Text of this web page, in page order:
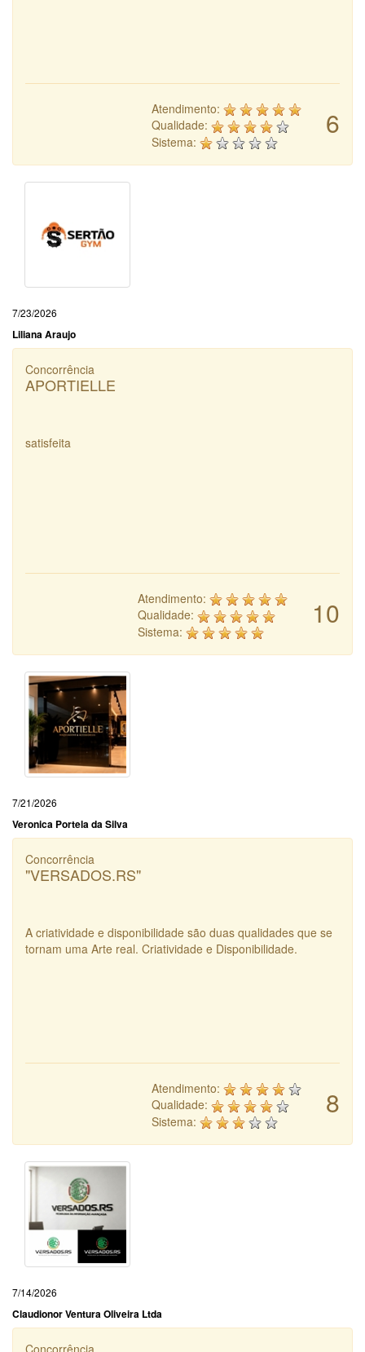
6
Atendimento:
Qualidade:
Sistema:
7/23/2026
Liliana Araujo
Concorrência
APORTIELLE
satisfeita
10
Atendimento:
Qualidade:
Sistema:
7/21/2026
Veronica Portela da Silva
Concorrência
"VERSADOS.RS"
A criatividade e disponibilidade são duas qualidades que se
tornam uma Arte real. Criatividade e Disponibilidade.
8
Atendimento:
Qualidade:
Sistema:
7/14/2026
Claudionor Ventura Oliveira Ltda